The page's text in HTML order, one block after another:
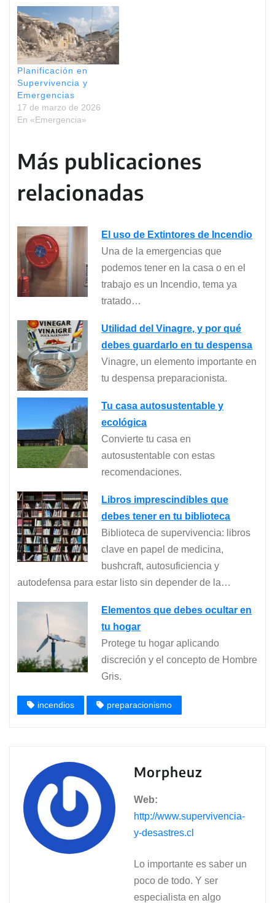
Planificación en
Supervivencia y
Emergencias
17 de marzo de 2026
En «Emergencia»
Más publicaciones
relacionadas
El uso de Extintores de Incendio
Una de la emergencias que
podemos tener en la casa o en el
trabajo es un Incendio, tema ya
tratado…
Utilidad del Vinagre, y por qué
debes guardarlo en tu despensa
Vinagre, un elemento importante en
tu despensa preparacionista.
Tu casa autosustentable y
ecológica
Convierte tu casa en
autosustentable con estas
recomendaciones.
Libros imprescindibles que
debes tener en tu biblioteca
Biblioteca de supervivencia: libros
clave en papel de medicina,
bushcraft, autosuficiencia y
autodefensa para estar listo sin depender de la…
Elementos que debes ocultar en
tu hogar
Protege tu hogar aplicando
discreción y el concepto de Hombre
Gris.
incendios preparacionismo
Morpheuz
Web:
http://www.supervivencia-
y-desastres.cl
Lo importante es saber un
poco de todo. Y ser
especialista en algo